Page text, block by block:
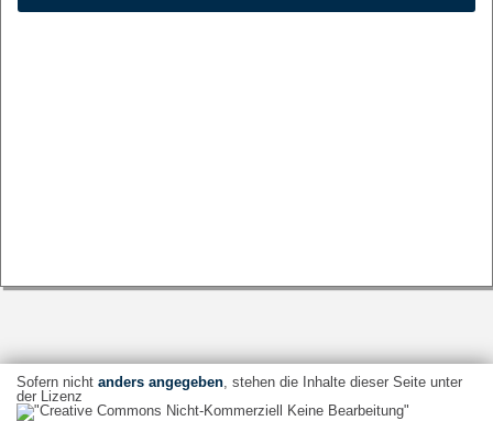
Sofern nicht anders angegeben, stehen die Inhalte dieser Seite unter
der Lizenz